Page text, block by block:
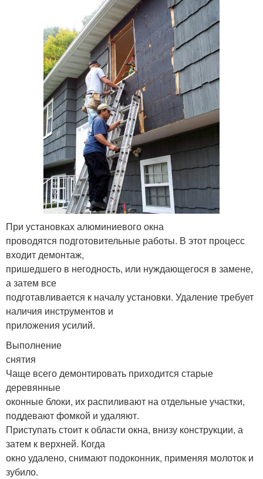
При установках алюминиевого окна
проводятся подготовительные работы. В этот процесс
входит демонтаж,
пришедшего в негодность, или нуждающегося в замене,
а затем все
подготавливается к началу установки. Удаление требует
наличия инструментов и
приложения усилий.
Выполнение
снятия
Чаще всего демонтировать приходится старые
деревянные
оконные блоки, их распиливают на отдельные участки,
поддевают фомкой и удаляют.
Приступать стоит к области окна, внизу конструкции, а
затем к верхней. Когда
окно удалено, снимают подоконник, применяя молоток и
зубило.